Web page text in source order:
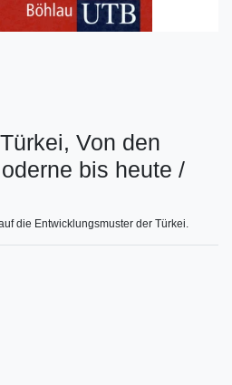
Von den
bis heute /
die Entwicklungsmuster der Türkei.